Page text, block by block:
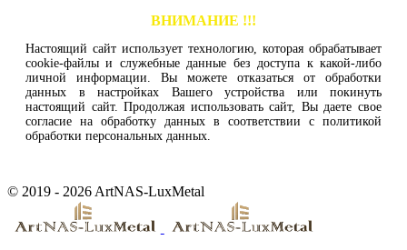
ВНИМАНИЕ !!!
Настоящий сайт использует технологию, которая обрабатывает
cookie-файлы и служебные данные без доступа к какой-либо
личной информации. Вы можете отказаться от обработки
данных в настройках Вашего устройства или покинуть
настоящий сайт. Продолжая использовать сайт, Вы даете свое
согласие на обработку данных в соответствии с политикой
обработки персональных данных.
© 2019 - 2026 ArtNAS-LuxMetal